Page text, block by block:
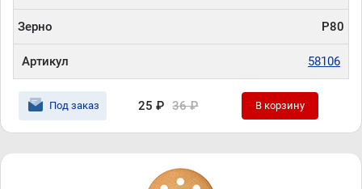
Зерно P80
Артикул 58106
Под заказ 25 ₽ 36 ₽ В корзину